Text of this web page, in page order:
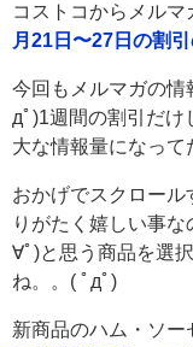
コストコからメルマ
月21日〜27日の割
今回もメルマガの情
дﾟ)1週間の割引だ
大な情報量になって
おかげでスクロー
りがたく嬉しい事
∀ﾟ)と思う商品を選
ね。。( ﾟдﾟ)
新商品のハム・ソー